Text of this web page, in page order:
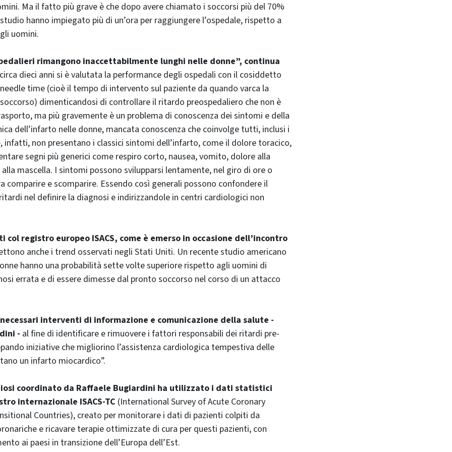
Ma il fatto più grave è che dopo avere chiamato i soccorsi più del 70%
hanno impiegato più di un’ora per raggiungere l’ospedale, rispetto a
uomini.
rimangono inaccettabilmente lunghi nelle donne”, continua
dieci anni si è valutata la performance degli ospedali con il cosiddetto
time (cioè il tempo di intervento sul paziente da quando varca la
dimenticandosi di controllare il ritardo preospedaliero che non è
ma più gravemente è un problema di conoscenza dei sintomi e della
dell’infarto nelle donne, mancata conoscenza che coinvolge tutti, inclusi i
infatti, non presentano i classici sintomi dell’infarto, come il dolore toracico,
segni più generici come respiro corto, nausea, vomito, dolore alla
mascella. I sintomi possono svilupparsi lentamente, nel giro di ore o
comparire e scomparire. Essendo così generali possono confondere il
nel definire la diagnosi e indirizzandole in centri cardiologici non
registro europeo ISACS, come è emerso in occasione dell’incontro
anche i trend osservati negli Stati Uniti. Un recente studio americano
hanno una probabilità sette volte superiore rispetto agli uomini di
errata e di essere dimesse dal pronto soccorso nel corso di un attacco
interventi di informazione e comunicazione della salute -
- al fine di identificare e rimuovere i fattori responsabili dei ritardi pre-
iniziative che migliorino l’assistenza cardiologica tempestiva delle
un infarto miocardico”.
coordinato da Raffaele Bugiardini ha utilizzato i dati statistici
internazionale ISACS-TC (International Survey of Acute Coronary
Countries), creato per monitorare i dati di pazienti colpiti da
e ricavare terapie ottimizzate di cura per questi pazienti, con
ai paesi in transizione dell’Europa dell’Est.